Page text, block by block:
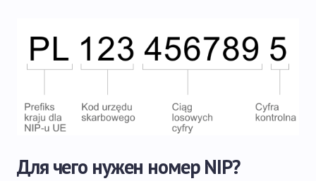
Для чего нужен номер NIP?